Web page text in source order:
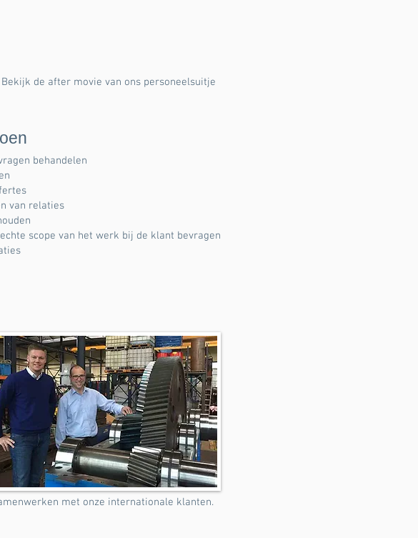
Bekijk de after movie van ons personeelsuitje
behandelen
van relaties
scope van het werk bij de klant bevragen
met onze internationale klanten.